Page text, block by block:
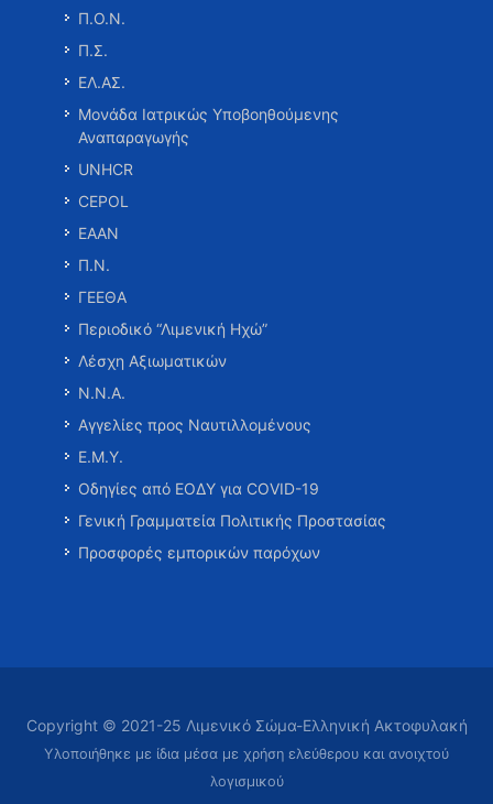
Π.Ο.Ν.
Π.Σ.
ΕΛ.ΑΣ.
Μονάδα Ιατρικώς Υποβοηθούμενης
Αναπαραγωγής
UNHCR
CEPOL
ΕΑΑΝ
Π.Ν.
ΓΕΕΘΑ
Περιοδικό “Λιμενική Ηχώ”
Λέσχη Αξιωματικών
Ν.Ν.Α.
Αγγελίες προς Ναυτιλλομένους
Ε.Μ.Υ.
Οδηγίες από ΕΟΔΥ για COVID-19
Γενική Γραμματεία Πολιτικής Προστασίας
Προσφορές εμπορικών παρόχων
Copyright © 2021-25 Λιμενικό Σώμα-Ελληνική Ακτοφυλακή
Υλοποιήθηκε με ίδια μέσα με χρήση ελεύθερου και ανοιχτού
λογισμικού